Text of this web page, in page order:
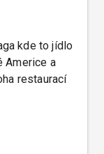
kde to jídlo
Americe a
restaurací